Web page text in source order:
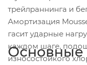
трейлраннинга и
Амортизация
гасит ударные
каждом шаге,
износостойкого
Основные